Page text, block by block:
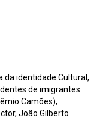
da identidade Cultural,
de imigrantes.
Camões),
João Gilberto